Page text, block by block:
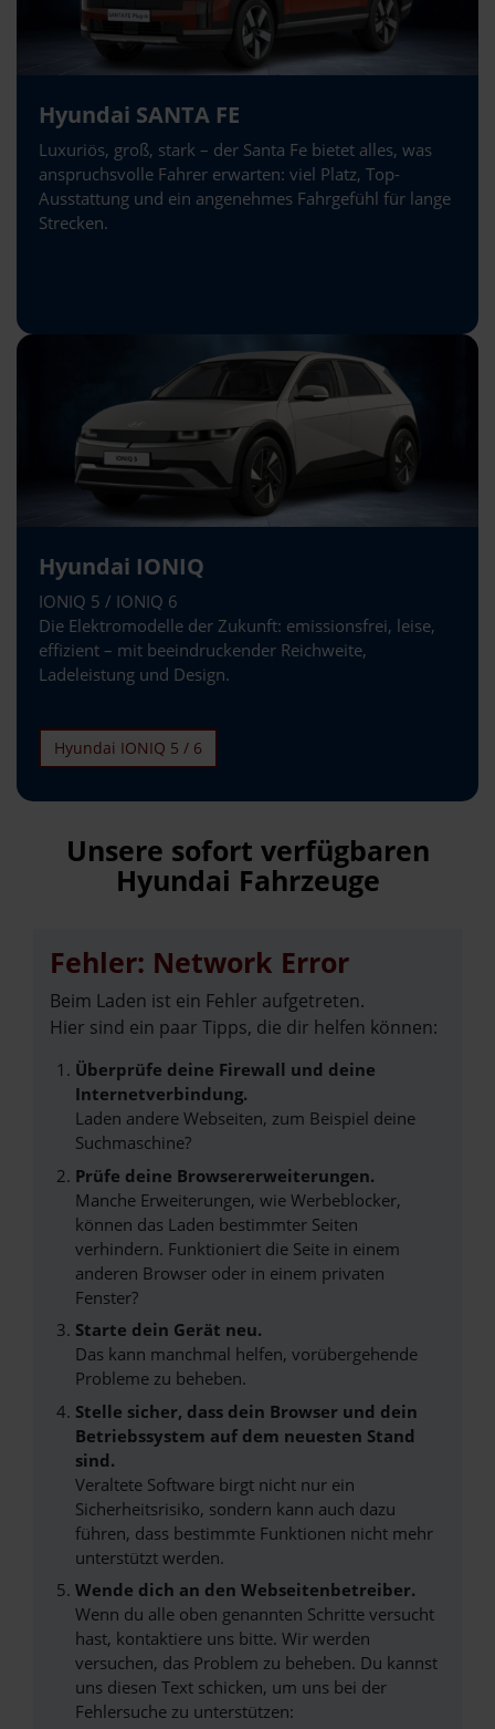
Hyundai SANTA FE
Luxuriös, groß, stark – der Santa Fe bietet alles, was
anspruchsvolle Fahrer erwarten: viel Platz, Top-
Ausstattung und ein angenehmes Fahrgefühl für lange
Strecken.
Hyundai IONIQ
IONIQ 5 / IONIQ 6
Die Elektromodelle der Zukunft: emissionsfrei, leise,
effizient – mit beeindruckender Reichweite,
Ladeleistung und Design.
Hyundai IONIQ 5 / 6
Unsere sofort verfügbaren
Hyundai Fahrzeuge
Fehler: Network Error
Beim Laden ist ein Fehler aufgetreten.
Hier sind ein paar Tipps, die dir helfen können:
Überprüfe deine Firewall und deine
Internetverbindung.
Laden andere Webseiten, zum Beispiel deine
Suchmaschine?
Prüfe deine Browsererweiterungen.
Manche Erweiterungen, wie Werbeblocker,
können das Laden bestimmter Seiten
verhindern. Funktioniert die Seite in einem
anderen Browser oder in einem privaten
Fenster?
Starte dein Gerät neu.
Das kann manchmal helfen, vorübergehende
Probleme zu beheben.
Stelle sicher, dass dein Browser und dein
Betriebssystem auf dem neuesten Stand
sind.
Veraltete Software birgt nicht nur ein
Sicherheitsrisiko, sondern kann auch dazu
führen, dass bestimmte Funktionen nicht mehr
unterstützt werden.
Wende dich an den Webseitenbetreiber.
Wenn du alle oben genannten Schritte versucht
hast, kontaktiere uns bitte. Wir werden
versuchen, das Problem zu beheben. Du kannst
uns diesen Text schicken, um uns bei der
Fehlersuche zu unterstützen: